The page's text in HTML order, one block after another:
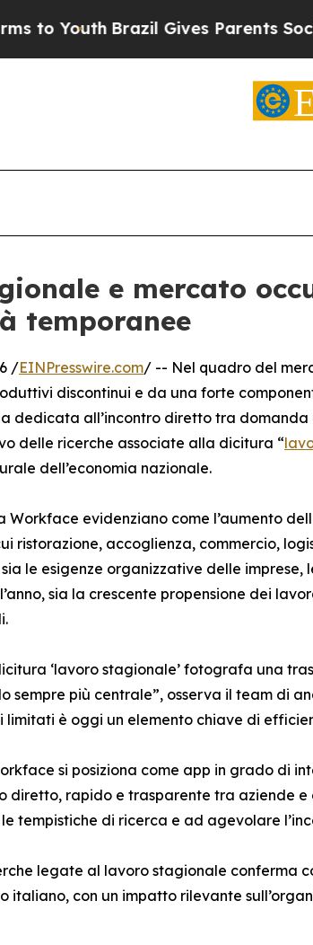
YouthBrazil Gives Parents Social
e mercato
temporanee
/EINPresswire.com/ -- Nel quadro del
discontinui e da una forte
dedicata all’incontro diretto tra
delle ricerche associate alla dicitura “
dell’economia nazionale.
Workface evidenziano come l’aumento
ristorazione, accoglienza, commercio,
le esigenze organizzative delle
sia la crescente propensione dei
‘lavoro stagionale’ fotografa una
sempre più centrale”, osserva il team di
limitati è oggi un elemento chiave di
si posiziona come app in grado di
diretto, rapido e trasparente tra aziende
tempistiche di ricerca e ad agevolare
legate al lavoro stagionale
italiano, con un impatto rilevante